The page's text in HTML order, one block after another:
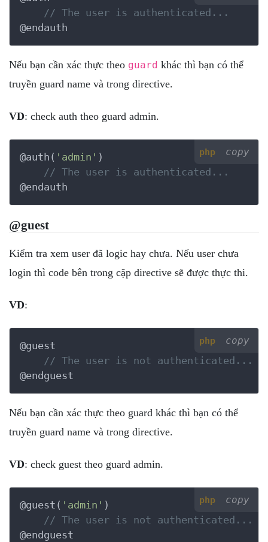
// The user is authenticated...
@endauth
Nếu bạn cần xác thực theo guard khác thì bạn có thể
truyền guard name và trong directive.
VD: check auth theo guard admin.
php copy
@auth( 'admin' )
// The user is authenticated...
@endauth
@guest
Kiểm tra xem user đã logic hay chưa. Nếu user chưa
login thì code bên trong cặp directive sẽ được thực thi.
VD:
php copy
@guest
// The user is not authenticated...
@endguest
Nếu bạn cần xác thực theo guard khác thì bạn có thể
truyền guard name và trong directive.
VD: check guest theo guard admin.
php copy
@guest( 'admin' )
// The user is not authenticated...
@endguest